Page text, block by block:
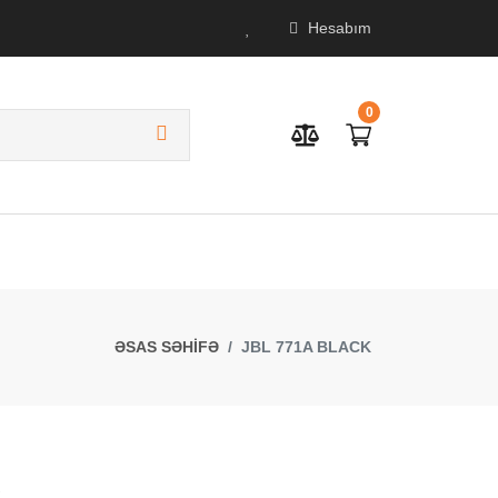
Hesabım
0
ƏSAS SƏHİFƏ JBL 771A BLACK